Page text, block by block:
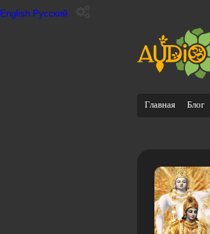
English Русский
Главная Блог